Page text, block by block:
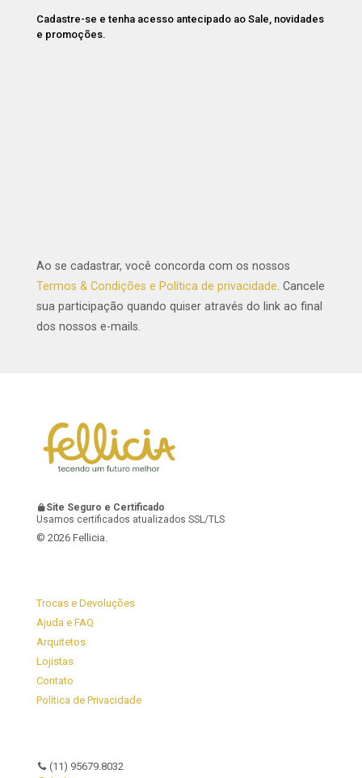
Cadastre-se e tenha acesso antecipado ao Sale, novidades
e promoções.
Ao se cadastrar, você concorda com os nossos
Termos & Condições e Política de privacidade. Cancele
sua participação quando quiser através do link ao final
dos nossos e-mails.
Site Seguro e Certificado
Usamos certificados atualizados SSL/TLS
© 2026 Fellicia.
Trocas e Devoluções
Ajuda e FAQ
Arquitetos
Lojistas
Contato
Política de Privacidade
(11) 95679.8032